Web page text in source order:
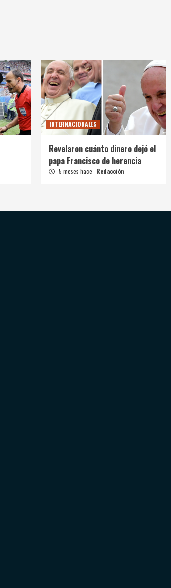
INTERNACIONALES
Revelaron cuánto dinero dejó el
papa Francisco de herencia
5 meses hace Redacción